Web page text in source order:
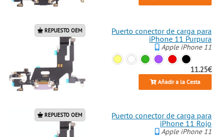
REPUESTO OEM
Puerto conector de carga para
iPhone 11 Purpura
Apple iPhone 11
11.25€
Añadir a la Cesta
REPUESTO OEM
Puerto conector de carga para
iPhone 11 Rojo
Apple iPhone 11